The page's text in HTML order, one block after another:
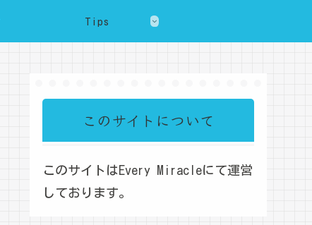
Tips
このサイトについて
このサイトはEvery Miracleにて運営
しております。